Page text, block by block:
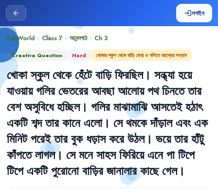
arrow_back loginলগইন
EduWorld chevron_right Class 7 chevron_right আনন্দপাঠchevron_right Ch 3
Creative Question Hard খোকার স্কুল থেকে বাড়ি ফেরা ও গলিতে রহস্যের সন্ধান
খোকা স্কুল থেকে হেঁটে বাড়ি ফিরছিল। সন্ধ্যা হয়ে
যাওয়ায় গলির ভেতরের আবছা আলোয় পথ চিনতে তার
বেশ অসুবিধে হচ্ছিল। গলির মাঝামাঝি আসতেই হঠাৎ
একটি শব্দ তার কানে এলো। সে থমকে দাঁড়াল এবং এক
মিনিট পরেই তার বুক ধড়াস করে উঠল। ভয়ে তার হাঁটু
কাঁপতে লাগল। সে মনে সাহস ফিরিয়ে এনে পা টিপে
টিপে একটি পুরোনো বাড়ির জানালার কাছে গেল।